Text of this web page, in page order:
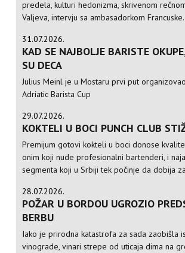
predela, kulturi hedonizma, skrivenom
Valjeva, intervju sa ambasadorkom
31.07.2026.
KAD SE NAJBOLJE BARISTE
SU DECA
Julius Meinl je u Mostaru prvi put
Adriatic Barista Cup
29.07.2026.
KOKTELI U BOCI PUNCH CLUB
Premijum gotovi kokteli u boci donose
onim koji nude profesionalni bartenderi, i
segmenta koji u Srbiji tek počinje da dobija
28.07.2026.
POŽAR U BORDOU UGROZIO
BERBU
Iako je prirodna katastrofa za sada zaobišla
vinograde, vinari strepe od uticaja dima na